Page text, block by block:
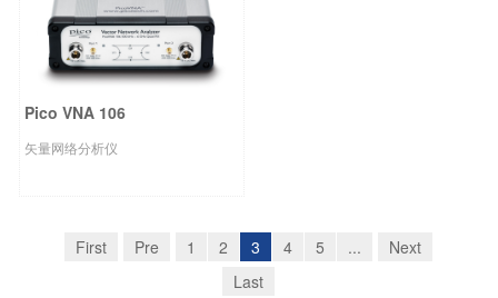
Pico VNA 106
矢量网络分析仪
First Pre 1 2 3 4 5 ...
Next
Last